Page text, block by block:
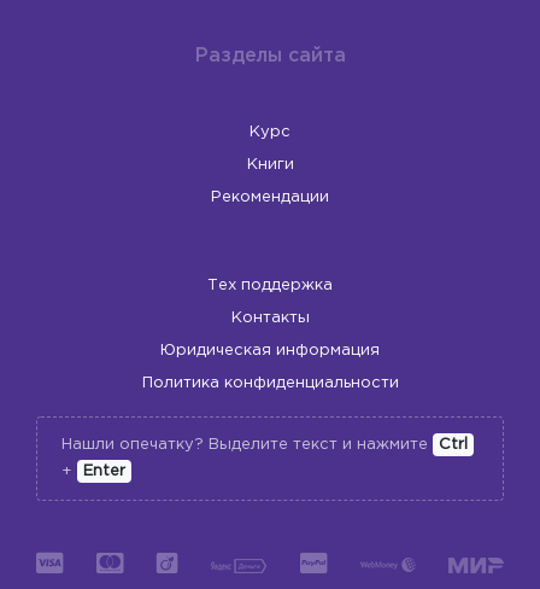
Разделы сайта
Курс
Книги
Рекомендации
Тех поддержка
Контакты
Юридическая информация
Политика конфиденциальности
Нашли опечатку? Выделите текст и нажмите
Ctrl
+
Enter